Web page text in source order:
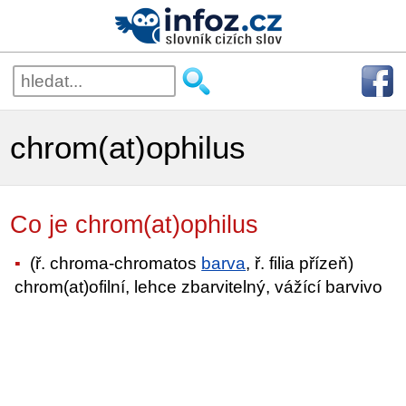
chrom(at)ophilus
Co je chrom(at)ophilus
(ř. chroma-chromatos barva, ř. filia přízeň)
chrom(at)ofilní, lehce zbarvitelný, vážící barvivo